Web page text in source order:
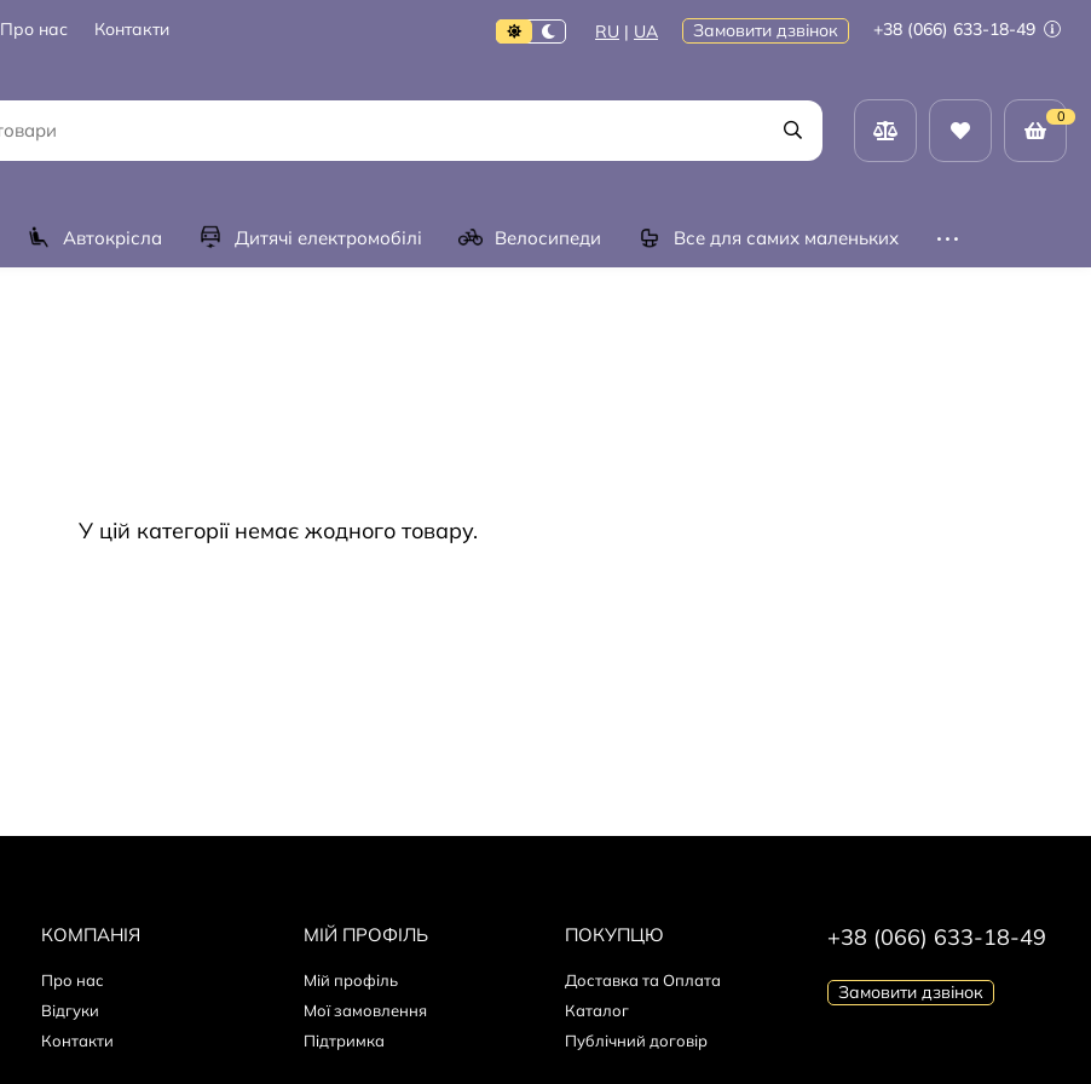
Про нас Контакти RU | UA Замовити дзвінок +38 (066) 633-18-49
0
Автокрісла Дитячі електромобілі Велосипеди Все для самих маленьких
У цій категорії немає жодного товару.
КОМПАНІЯ
Про нас
Відгуки
Контакти
МІЙ ПРОФІЛЬ
Мій профіль
Мої замовлення
Пiдтримка
ПОКУПЦЮ
Доставка та Оплата
Каталог
Публічний договір
+38 (066) 633-18-49
Замовити дзвінок